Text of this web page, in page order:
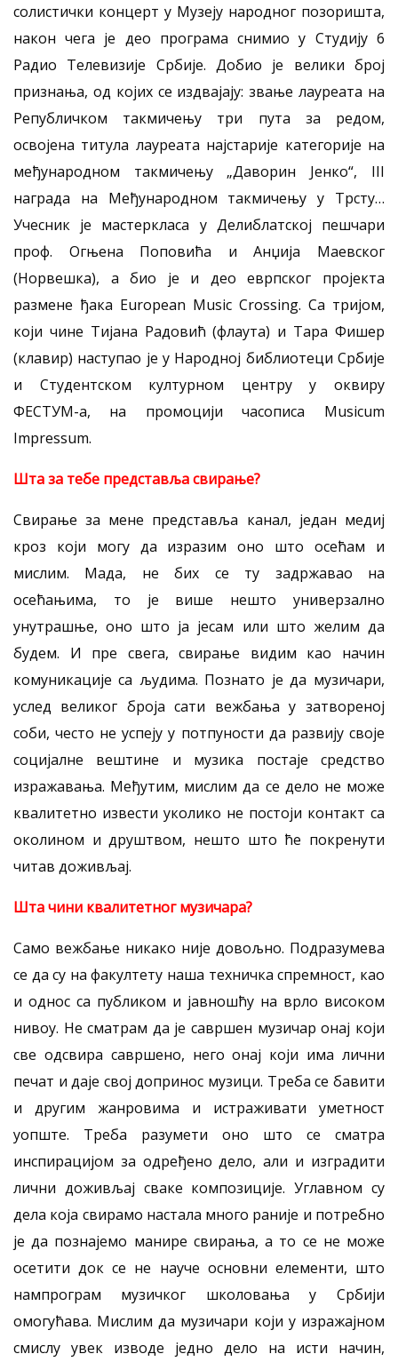
солистички концерт у Музеју народног позоришта,
након чега је део програма снимио у Студију 6
Радио Телевизије Србије. Добио је велики број
признања, од којих се издвајају: звање лауреата на
Републичком такмичењу три пута за редом,
освојена титула лауреата најстарије категорије на
међународном такмичењу „Даворин Јенко“, III
награда на Међународном такмичењу у Трсту…
Учесник је мастеркласа у Делиблатској пешчари
проф. Огњена Поповића и Анџија Маевског
(Норвешка), а био је и део еврпског пројекта
размене ђака European Music Crossing. Са тријом,
који чине Тијана Радовић (флаута) и Тара Фишер
(клавир) наступао је у Народној библиотеци Србије
и Студентском културном центру у оквиру
ФЕСТУМ-а, на промоцији часописа Musicum
Impressum.
Шта за тебе представља свирање?
Свирање за мене представља канал, један медиј
кроз који могу да изразим оно што осећам и
мислим. Мада, не бих се ту задржавао на
осећањима, то је више нешто универзално
унутрашње, оно што ја јесам или што желим да
будем. И пре свега, свирање видим као начин
комуникације са људима. Познато је да музичари,
услед великог броја сати вежбања у затвореној
соби, често не успеју у потпуности да развију своје
социјалне вештине и музика постаје средство
изражавања. Међутим, мислим да се дело не може
квалитетно извести уколико не постоји контакт са
околином и друштвом, нешто што ће покренути
читав доживљај.
Шта чини квалитетног музичара?
Само вежбање никако није довољно. Подразумева
се да су на факултету наша техничка спремност, као
и однос са публиком и јавношћу на врло високом
нивоу. Не сматрам да је савршен музичар онај који
све одсвира савршено, него онај који има лични
печат и даје свој допринос музици. Треба се бавити
и другим жанровима и истраживати уметност
уопште. Треба разумети оно што се сматра
инспирацијом за одређено дело, али и изградити
лични доживљај сваке композиције. Углавном су
дела која свирамо настала много раније и потребно
је да познајемо манире свирања, а то се не може
осетити док се не науче основни елементи, што
нампрограм музичког школовања у Србији
омогућава. Мислим да музичари који у изражајном
смислу увек изводе једно дело на исти начин,